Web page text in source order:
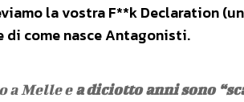
la vostra F**k Declaration
di come nasce Antagonisti.
a Melle ea diciotto anni sono